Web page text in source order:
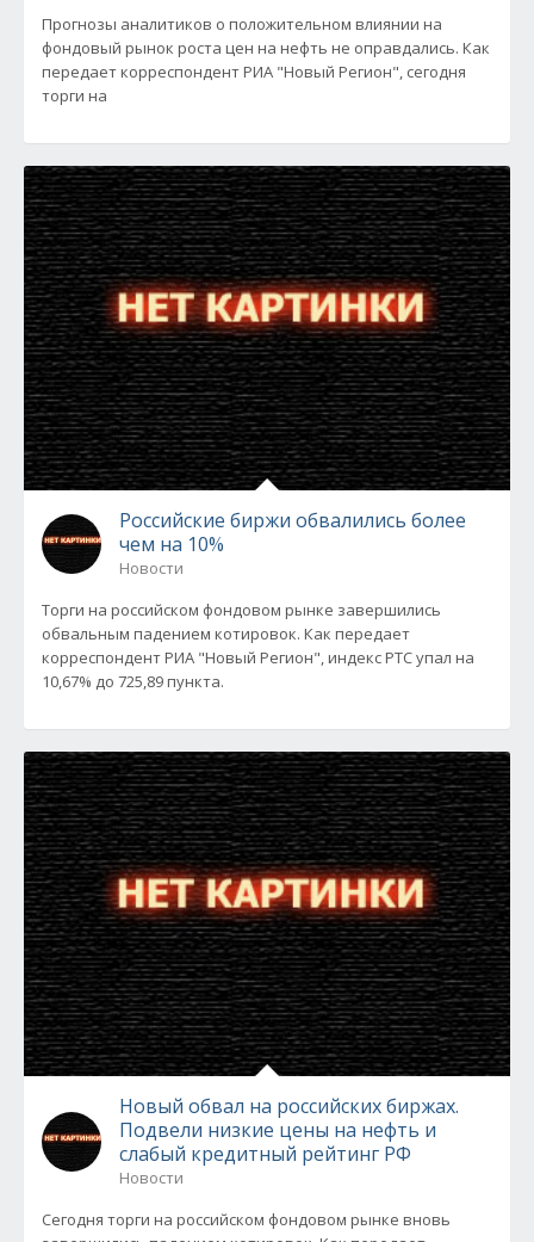
Прогнозы аналитиков о положительном влиянии на
фондовый рынок роста цен на нефть не оправдались. Как
передает корреспондент РИА "Новый Регион", сегодня
торги на
Российские биржи обвалились более
чем на 10%
Новости
Торги на российском фондовом рынке завершились
обвальным падением котировок. Как передает
корреспондент РИА "Новый Регион", индекс РТС упал на
10,67% до 725,89 пункта.
Новый обвал на российских биржах.
Подвели низкие цены на нефть и
слабый кредитный рейтинг РФ
Новости
Сегодня торги на российском фондовом рынке вновь